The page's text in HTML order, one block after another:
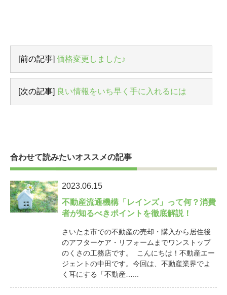
[前の記事] 価格変更しました♪
[次の記事] 良い情報をいち早く手に入れるには
合わせて読みたいオススメの記事
2023.06.15
不動産流通機構「レインズ」って何？消費
者が知るべきポイントを徹底解説！
さいたま市での不動産の売却・購入から居住後
のアフターケア・リフォームまでワンストップ
のくさの工務店です。 こんにちは！不動産エー
ジェントの中田です。今回は、不動産業界でよ
く耳にする「不動産…...